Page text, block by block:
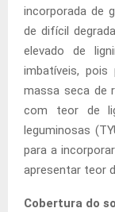
incorporada de
de difícil
elevado de
imbatíveis,
massa seca de
com teor de
leguminosas
para a
apresentar teor
Cobertura do